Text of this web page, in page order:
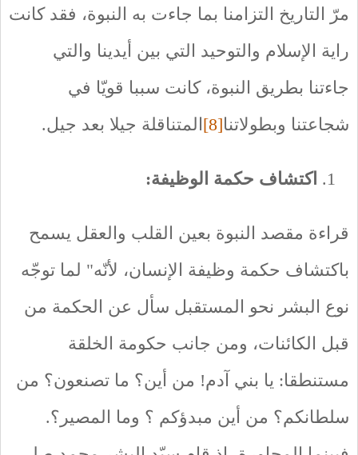
مرّ التاريخ التزامنا بما جاءت به النبوة، فقد كانت
راية الإسلام والتوحيد التي بين أيدينا والتي
جاءتنا بطريق النبوة، كانت سببا قويّا في
شجاعتنا وبطولاتنا[8] المتناقلة جيلا بعد جيل.
اكتشاف حكمة الوظيفة:
قراءة مقصد النبوة بعين القلب والعقل يسمح
باكتشاف حكمة وظيفة الإنسان، لأنّه" لما توجّه
نوع البشر نحو المستقبل سأل عن الحكمة من
قبل الكائنات، ومن جانب حكومة الخلقة
مستنطقا: يا بني آدم! من أين؟ ما تصنعون؟ من
سلطانكم؟ من أين مبدؤكم ؟ وما المصير؟.